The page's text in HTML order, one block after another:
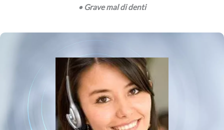
• Grave mal di denti